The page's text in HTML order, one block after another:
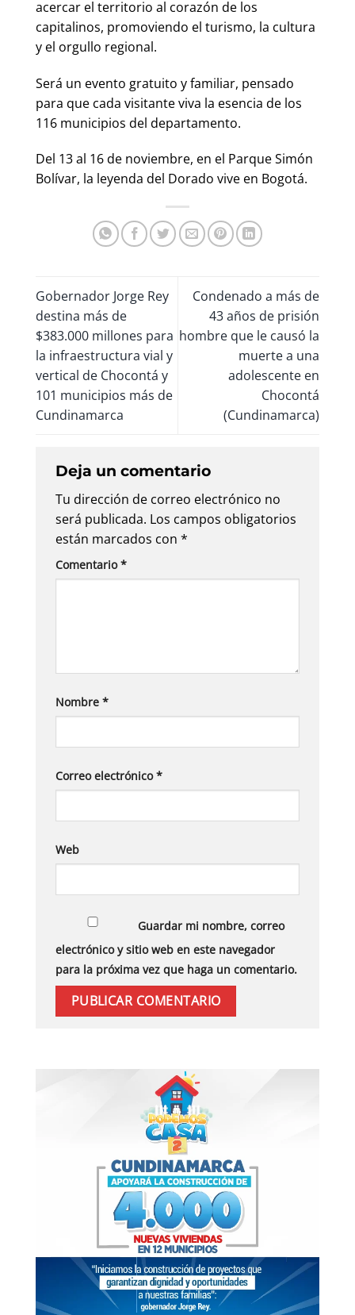
acercar el territorio al corazón de los
capitalinos, promoviendo el turismo, la cultura
y el orgullo regional.
Será un evento gratuito y familiar, pensado
para que cada visitante viva la esencia de los
116 municipios del departamento.
Del 13 al 16 de noviembre, en el Parque Simón
Bolívar, la leyenda del Dorado vive en Bogotá.
Gobernador Jorge Rey
destina más de
$383.000 millones para
la infraestructura vial y
vertical de Chocontá y
101 municipios más de
Cundinamarca
Condenado a más de
43 años de prisión
hombre que le causó la
muerte a una
adolescente en
Chocontá
(Cundinamarca)
Deja un comentario
Tu dirección de correo electrónico no
será publicada. Los campos obligatorios
están marcados con *
Comentario*
Nombre *
Correo electrónico*
Web
Guardar mi nombre, correo
electrónico y sitio web en este navegador
para la próxima vez que haga un comentario.